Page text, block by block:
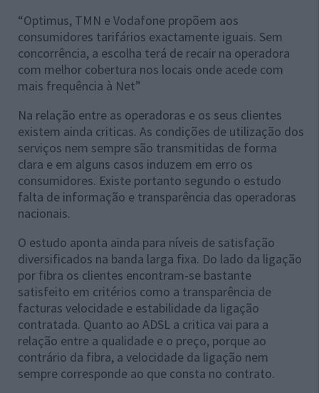
“Optimus, TMN e Vodafone propõem aos
consumidores tarifários exactamente iguais. Sem
concorrência, a escolha terá de recair na operadora
com melhor cobertura nos locais onde acede com
mais frequência à Net”
Na relação entre as operadoras e os seus clientes
existem ainda criticas. As condições de utilização dos
serviços nem sempre são transmitidas de forma
clara e em alguns casos induzem em erro os
consumidores. Existe portanto segundo o estudo
falta de informação e transparência das operadoras
nacionais.
O estudo aponta ainda para níveis de satisfação
diversificados na banda larga fixa. Do lado da ligação
por fibra os clientes encontram-se bastante
satisfeito em critérios como a transparência de
facturas velocidade e estabilidade da ligação
contratada. Quanto ao ADSL a critica vai para a
relação entre a qualidade e o preço, porque ao
contrário da fibra, a velocidade da ligação nem
sempre corresponde ao que consta no contrato.